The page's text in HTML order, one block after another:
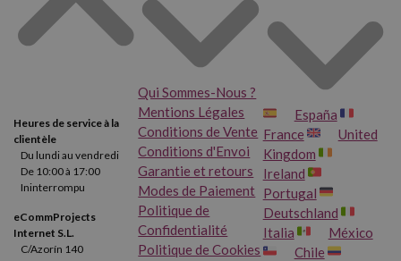
Heures de service à la
clientèle
Du lundi au vendredi
De 10:00 à 17:00
Ininterrompu
eCommProjects
Internet S.L.
C/Azorín 140
Qui Sommes-Nous ?
Mentions Légales
Conditions de Vente
Conditions d'Envoi
Garantie et retours
Modes de Paiement
Politique de
Confidentialité
Politique de Cookies
España
France
United
Kingdom
Ireland
Portugal
Deutschland
Italia
México
Chile